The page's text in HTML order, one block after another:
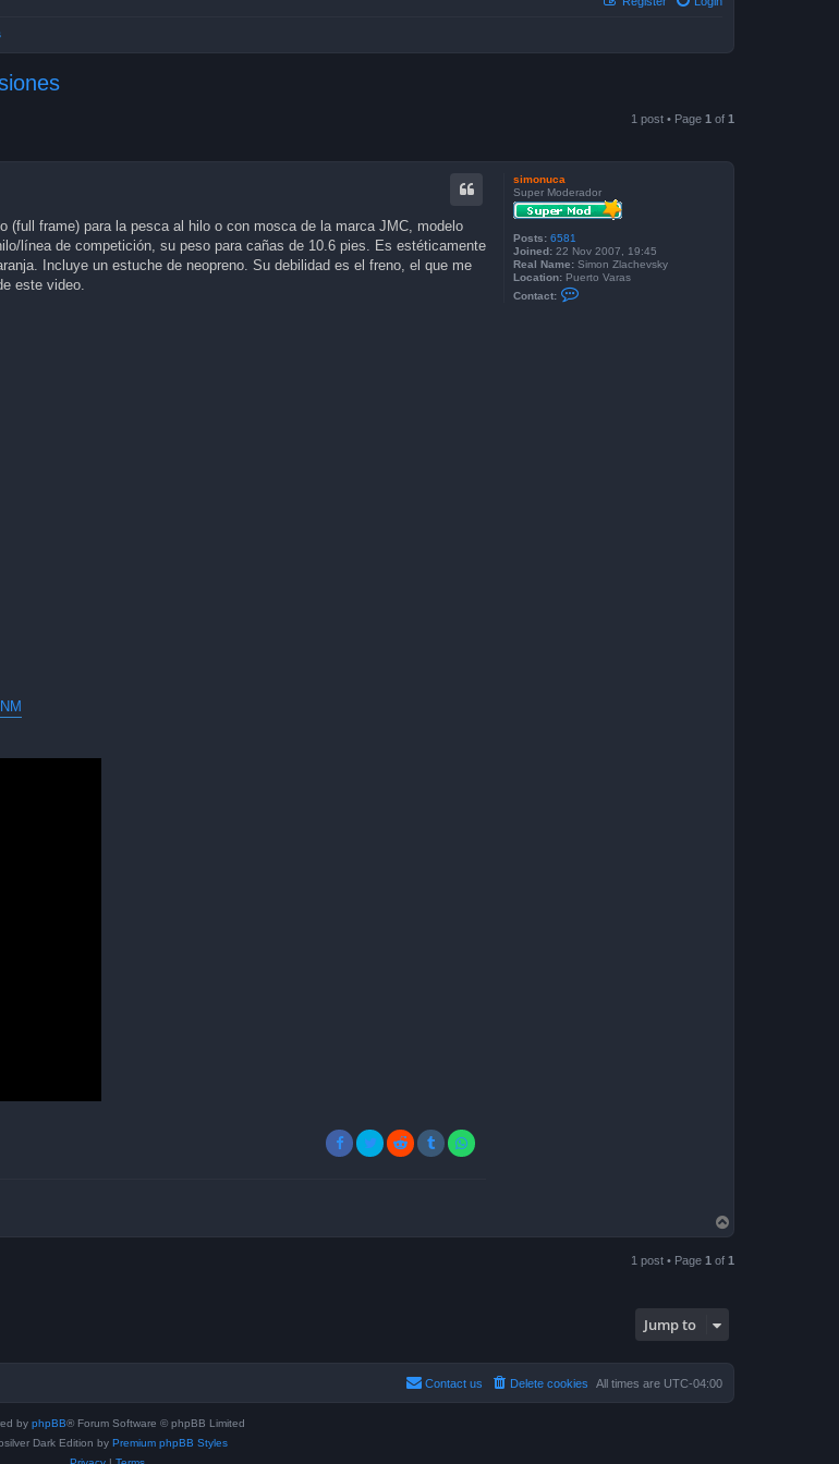
1 post • Page 1 of 1
simonuca
Super Moderador
Posts: 6581
Joined: 22 Nov 2007, 19:45
Real Name: Simon Zlachevsky
Location: Puerto Varas
Contact:
frame) para la pesca al hilo o con mosca de la marca JMC, modelo
línea de competición, su peso para cañas de 10.6 pies. Es estéticamente
Incluye un estuche de neopreno. Su debilidad es el freno, el que me
este video.
o
1 post • Page 1 of 1
Jump to
All times are UTC-04:00
Delete cookies
Contact us
by phpBB® Forum Software © phpBB Limited
Dark Edition by Premium phpBB Styles